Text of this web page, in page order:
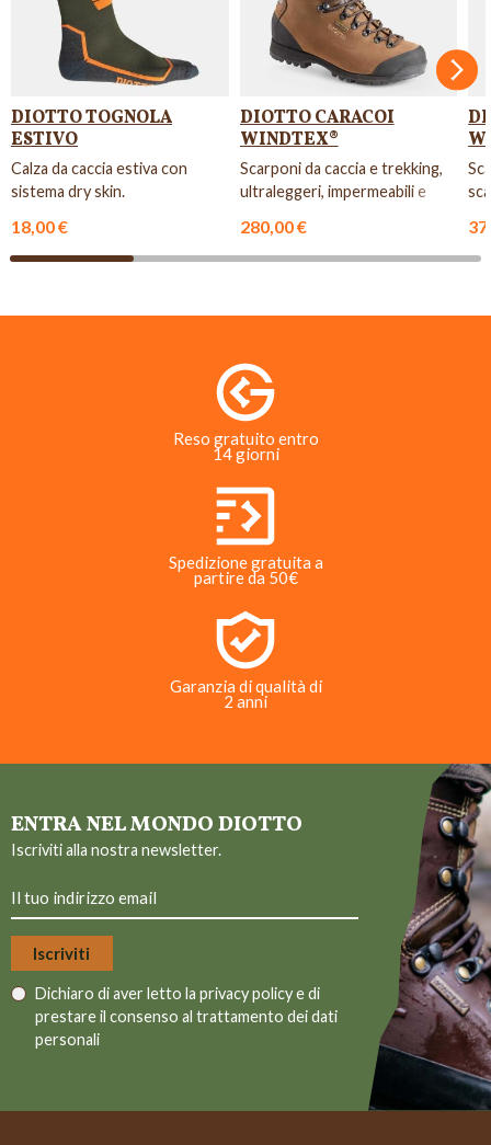
DIOTTO TOGNOLA
ESTIVO
Calza da caccia estiva con
sistema dry skin.
18,00 €
DIOTTO CARACOI
WINDTEX®
Scarponi da caccia e trekking,
ultraleggeri, impermeabili e
280,00 €
Reso gratuito entro
14 giorni
Spedizione gratuita a
partire da 50€
Garanzia di qualità di
2 anni
ENTRA NEL MONDO DIOTTO
Iscriviti alla nostra newsletter.
Dichiaro di aver letto la privacy policye di
prestare il consenso al trattamento dei dati
personali